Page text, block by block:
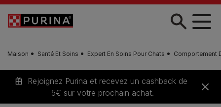
Skip to main content
Maison Santé Et Soins Expert En Soins Pour Chats Comportement
Rejoignez Purina et recevez un cashback de
-5€ sur votre prochain achat.